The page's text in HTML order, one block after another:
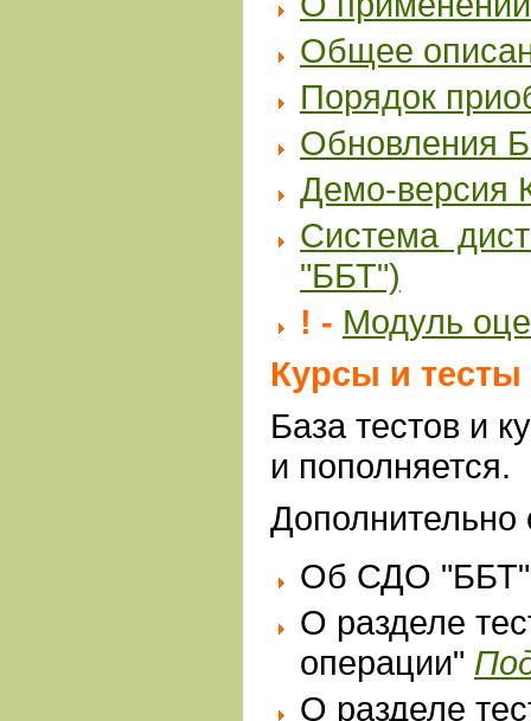
Общее
Порядок
Обновления
Демо-версия
Система
"ББТ")
! - Модуль
Курсы и
База тестов и
и пополняется.
Дополнительно
Об СДО "ББТ"
О разделе
операции"
О разделе